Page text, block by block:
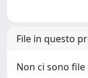
File in questo
Non ci sono